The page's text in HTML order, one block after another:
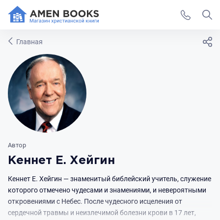
Главная
Автор
Кеннет Е. Хейгин
Кеннет Е. Хейгин — знаменитый библейский учитель, служение
которого отмечено чудесами и знамениями, и невероятными
откровениями с Небес. После чудесного исцеления от
сердечной травмы и неизлечимой болезни крови в 17 лет,